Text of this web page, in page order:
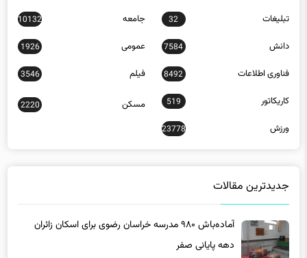
تبلیغات 32 جامعه 10132
دانش 7584 عمومی 1926
فناوری اطلاعات 8492 فیلم 3546
کاریکاتور 519 مسکن 2220
ورزش 23778
جدیدترین مقالات
آماده‌باش ۹۸۰ مدرسه خراسان رضوی برای اسکان زائران
دهه پایانی صفر